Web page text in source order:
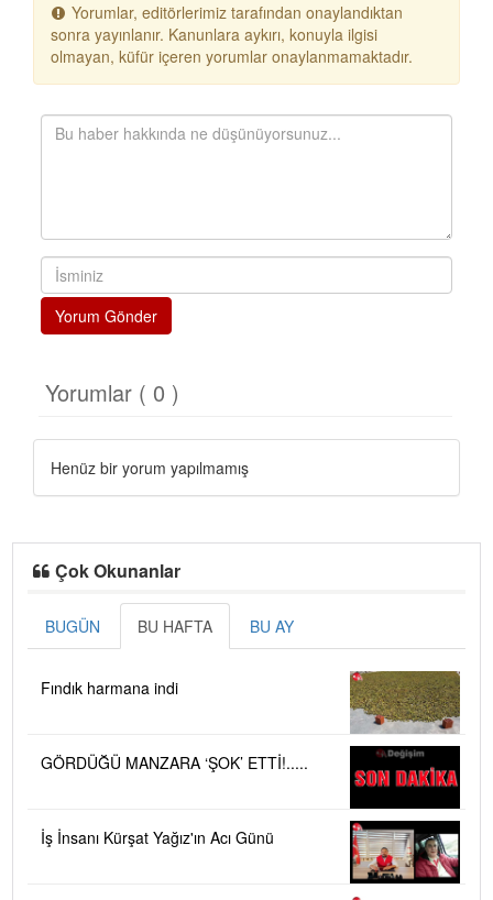
Yorumlar, editörlerimiz tarafından onaylandıktan
sonra yayınlanır. Kanunlara aykırı, konuyla ilgisi
olmayan, küfür içeren yorumlar onaylanmamaktadır.
Yorum Gönder
Yorumlar ( 0 )
Henüz bir yorum yapılmamış
Çok Okunanlar
BUGÜN BU HAFTA BU AY
Fındık harmana indi
GÖRDÜĞÜ MANZARA ‘ŞOK’ ETTİ!.....
İş İnsanı Kürşat Yağız'ın Acı Günü